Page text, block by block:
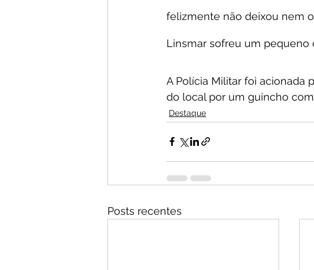
felizmente não deixou nem
Linsmar sofreu um
A Polícia Militar foi acionada
do local por um guincho
Destaque
Posts recentes